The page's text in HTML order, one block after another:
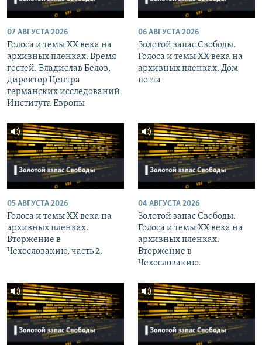
07 АВГУСТА 2026
Голоса и темы XX века на
архивных пленках. Время
гостей. Владислав Белов,
директор Центра
германских исследований
Института Европы
06 АВГУСТА 2026
Золотой запас Свободы.
Голоса и темы XX века на
архивных пленках. Дом
поэта
05 АВГУСТА 2026
Голоса и темы XX века на
архивных пленках.
Вторжение в
Чехословакию, часть 2.
04 АВГУСТА 2026
Золотой запас Свободы.
Голоса и темы XX века на
архивных пленках.
Вторжение в
Чехословакию.